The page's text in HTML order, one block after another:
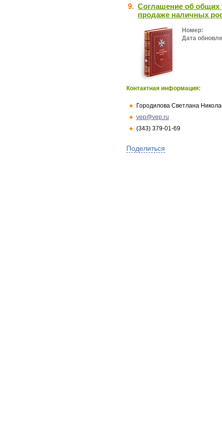
9. Соглашение об общих
продаже наличных
Номер:
Дата
Контактная информация:
Городилова Светлана
vep@vep.ru
(343) 379-01-69
Поделиться